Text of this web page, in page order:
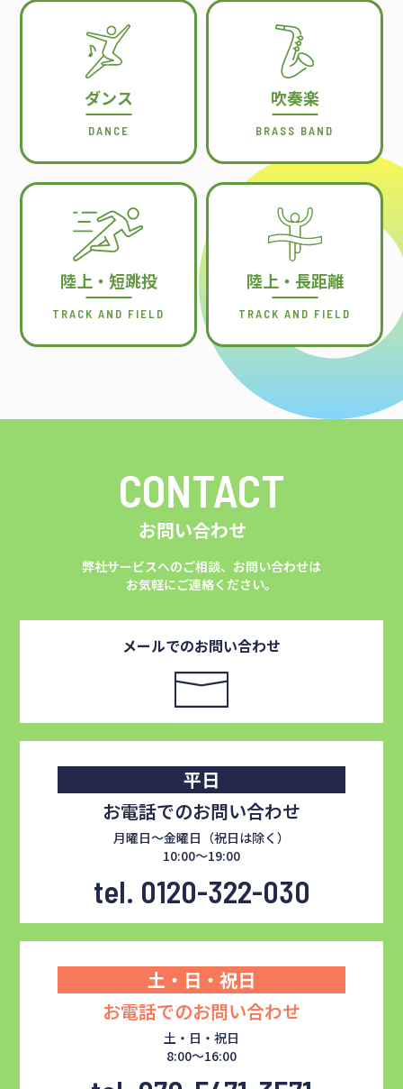
ダンス
DANCE
吹奏楽
BRASS BAND
陸上・短跳投
TRACK AND FIELD
陸上・長距離
TRACK AND FIELD
CONTACT
お問い合わせ
弊社サービスへのご相談、お問い合わせは
お気軽にご連絡ください。
メールでのお問い合わせ
平日
お電話でのお問い合わせ
月曜日～金曜日（祝日は除く）
10:00～19:00
tel. 0120-322-030
土・日・祝日
お電話でのお問い合わせ
土・日・祝日
8:00～16:00